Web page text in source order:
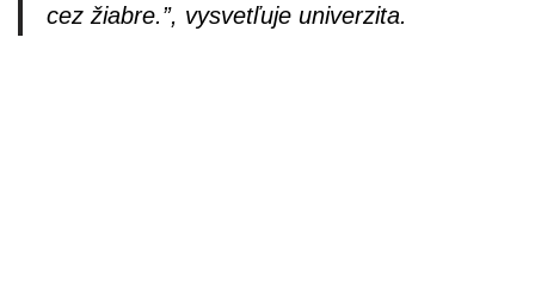
cez žiabre.”, vysvetľuje univerzita.